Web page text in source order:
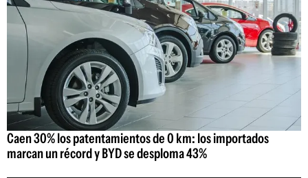
Caen 30% los patentamientos de 0 km: los importados
marcan un récord y BYD se desploma 43%